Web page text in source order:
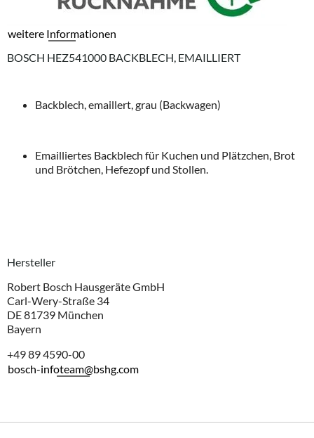
weitere Informationen
BOSCH HEZ541000 BACKBLECH, EMAILLIERT
Backblech, emaillert, grau (Backwagen)
Emailliertes Backblech für Kuchen und Plätzchen, Brot
und Brötchen, Hefezopf und Stollen.
Hersteller
Robert Bosch Hausgeräte GmbH
Carl-Wery-Straße 34
DE 81739 München
Bayern
+49 89 4590-00
bosch-infoteam@bshg.com